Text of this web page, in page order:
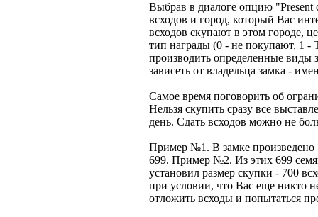
Выбрав в диалоге опцию "Present
всходов и город, который Вас
всходов скупают в этом городе,
тип награды (0 - не покупают, 1 -
производить определенные виды
зависеть от владельца замка -
Самое время поговорить об
Нельзя скупить сразу все
день. Сдать всходов можно не
Пример №1. В замке произведено
699. Пример №2. Из этих 699
установил размер скупки - 700
при условии, что Вас еще никто
отложить всходы и попытаться